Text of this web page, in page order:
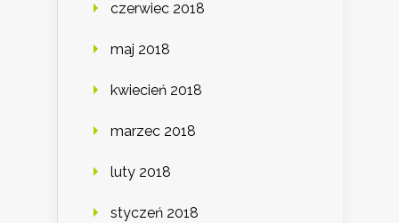
czerwiec 2018
maj 2018
kwiecień 2018
marzec 2018
luty 2018
styczeń 2018